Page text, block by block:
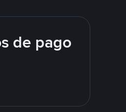
de pago